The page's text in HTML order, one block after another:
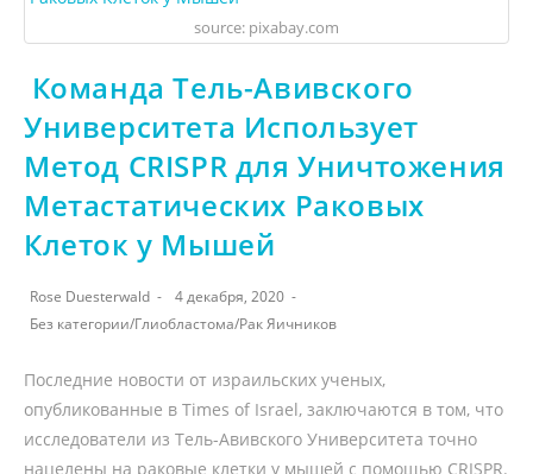
source: pixabay.com
Команда Тель-Авивского
Университета Использует
Метод CRISPR для Уничтожения
Метастатических Раковых
Клеток у Мышей
Rose Duesterwald
4 декабря, 2020
Без категории/Глиобластома/Рак Яичников
Последние новости от израильских ученых,
опубликованные в Times of Israel, заключаются в том, что
исследователи из Тель-Авивского Университета точно
нацелены на раковые клетки у мышей с помощью CRISPR.